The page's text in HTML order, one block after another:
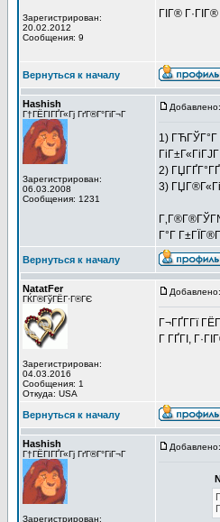
Зарегистрирован:
20.02.2012
Сообщения: 9
ГІГ®
Вернуться к началу
Hashish
Г†ГЁГІГҐГ«Гј ГґГ®Г°ГіГ¬Г
Зарегистрирован:
06.03.2008
Сообщения: 1231
1) ГЋГЎГ°Г
2)
3)
Г°Г
Вернуться к началу
NatatFer
ГЌГ®ГўГЁГ·Г®ГЄ
Зарегистрирован:
04.03.2016
Сообщения: 1
Откуда: USA
Г¬ГҐГ­Гї
Г ГҐГІ,
Вернуться к началу
Hashish
Г†ГЁГІГҐГ«Гј ГґГ®Г°ГіГ¬Г
Зарегистрирован: